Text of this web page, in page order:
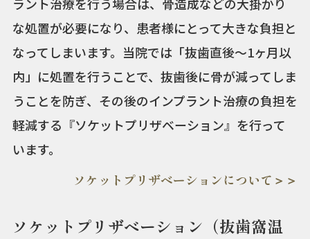
ラント治療を行う場合は、骨造成などの大掛かり
な処置が必要になり、患者様にとって大きな負担と
なってしまいます。当院では「抜歯直後〜1ヶ月以
内」に処置を行うことで、抜歯後に骨が減ってしま
うことを防ぎ、その後のインプラント治療の負担を
軽減する『ソケットプリザベーション』を行って
います。
ソケットプリザベーションについて＞＞
ソケットプリザベーション（抜歯窩温